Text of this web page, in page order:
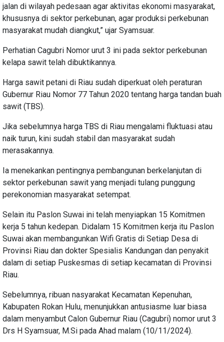
jalan di wilayah pedesaan agar aktivitas ekonomi masyarakat,
khususnya di sektor perkebunan, agar produksi perkebunan
masyarakat mudah diangkut,” ujar Syamsuar.
Perhatian Cagubri Nomor urut 3 ini pada sektor perkebunan
kelapa sawit telah dibuktikannya.
Harga sawit petani di Riau sudah diperkuat oleh peraturan
Gubernur Riau Nomor 77 Tahun 2020 tentang harga tandan buah
sawit (TBS).
Jika sebelumnya harga TBS di Riau mengalami fluktuasi atau
naik turun, kini sudah stabil dan masyarakat sudah
merasakannya.
Ia menekankan pentingnya pembangunan berkelanjutan di
sektor perkebunan sawit yang menjadi tulang punggung
perekonomian masyarakat setempat.
Selain itu Paslon Suwai ini telah menyiapkan 15 Komitmen
kerja 5 tahun kedepan. Didalam 15 Komitmen kerja itu Paslon
Suwai akan membangunkan Wifi Gratis di Setiap Desa di
Provinsi Riau dan dokter Spesialis Kandungan dan penyakit
dalam di setiap Puskesmas di setiap kecamatan di Provinsi
Riau.
Sebelumnya, ribuan nasyarakat Kecamatan Kepenuhan,
Kabupaten Rokan Hulu, menunjukkan antusiasme luar biasa
dalam menyambut Calon Gubernur Riau (Cagubri) nomor urut 3
Drs H Syamsuar, M.Si pada Ahad malam (10/11/2024).